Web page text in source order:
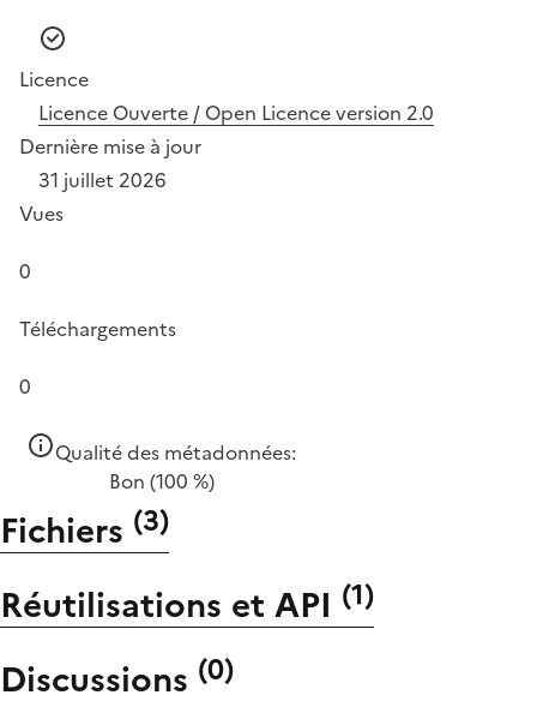
Licence
Licence Ouverte / Open Licence version 2.0
Dernière mise à jour
31 juillet 2026
Vues
0
Téléchargements
0
Qualité des métadonnées:
Bon (100 %)
Fichiers (3)
Réutilisations et API (1)
Discussions (0)